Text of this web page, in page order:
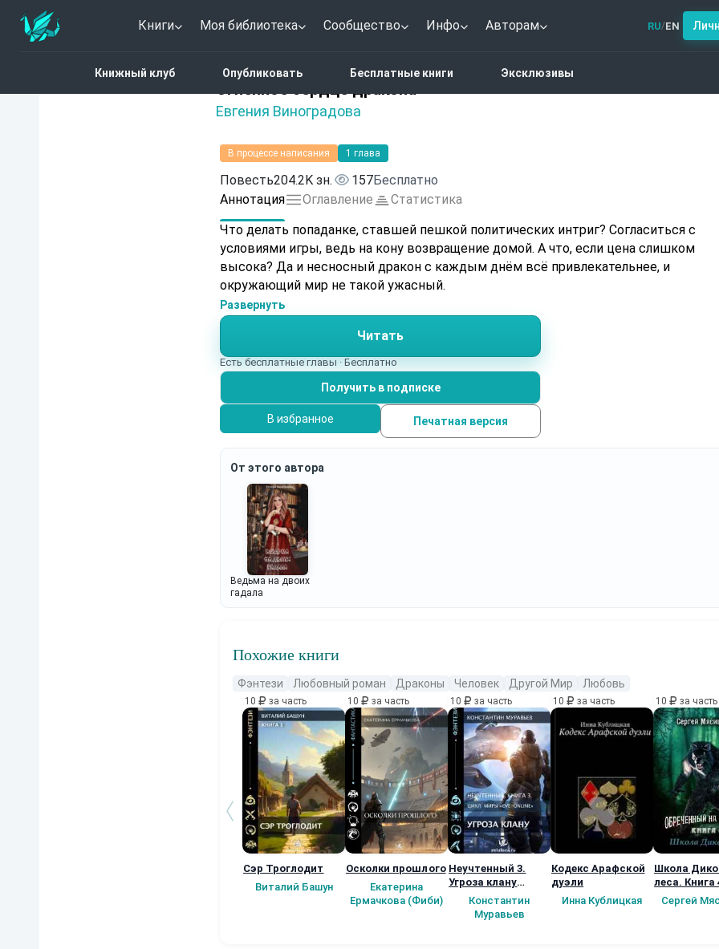
Книги Моя библиотека Сообщество Инфо Авторам RU/EN
Книжный клуб Опубликовать Бесплатные книги Эксклюзивы
Огненное сердце дракона
Евгения Виноградова
Нет оценок
В процессе написания 1 глава
Повесть204.2K зн. 157Бесплатно
Аннотация
Оглавление
Статистика
Что делать попаданке, ставшей пешкой политических интриг? Согласиться с
условиями игры, ведь на кону возвращение домой. А что, если цена слишком
высока? Да и несносный дракон с каждым днём всё привлекательнее, и
окружающий мир не такой ужасный.
Развернуть
Читать
Есть бесплатные главы · Бесплатно
Получить в подписке
В избранное Печатная версия
От этого автора
Ведьма на двоих
гадала
Похожие книги
Фэнтези Любовный роман Драконы Человек Другой Мир Любовь
10 за часть
Сэр Троглодит
Виталий Башун
10 за часть
Осколки прошлого
Екатерина
Ермачкова (Фиби)
10 за часть
Неучтенный 3.
Угроза клану
(Альтернативное
продолжение)
Константин
Муравьев
10 за часть
Кодекс Арафской
дуэли
Инна Кублицкая
10 за часть
Школа
леса. Книга
Сергей